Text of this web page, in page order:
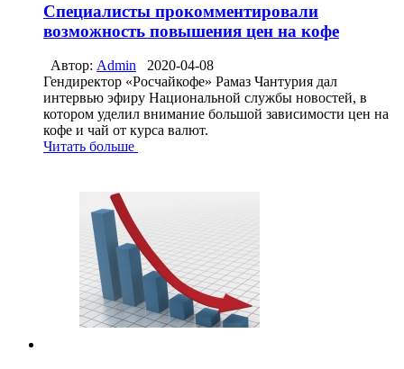
Специалисты прокомментировали
возможность повышения цен на кофе
Автор: Admin
2020-04-08
Гендиректор «Росчайкофе» Рамаз Чантурия дал
интервью эфиру Национальной службы новостей, в
котором уделил внимание большой зависимости цен на
кофе и чай от курса валют.
Читать больше